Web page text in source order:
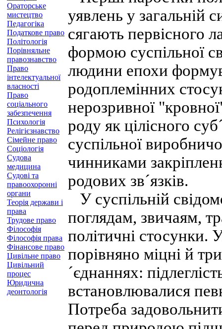
Ораторське
мистецтво
Педагогіка
Податкове право
Політологія
Порівняльне
правознавство
Право
інтелектуальної
власності
Право
соціального
забезпечення
Психологія
Релігієзнавство
Сімейне право
Соціологія
Судова
медицина
Судові та
правоохоронні
органи
Теорія держави і
права
Трудове право
Філософія
Філософія права
Фінансове право
Цивільне право
Цивільний
процес
Юридична
деонтологія
уявлень у загальній
сягають первісного
формою суспільної
людини епохи
родоплемінних
нерозривної
роду як цілісного
суспільної
чинниками
родових зв´язків.
У суспільній
поглядам, звичаям,
політичні стосунки.
порівняно міцні й
´єднаннях:
встановлювалися
Потреба